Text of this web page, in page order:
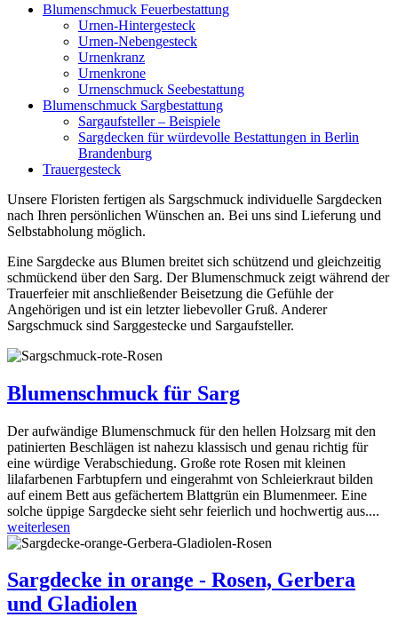
Blumenschmuck Feuerbestattung
Urnen-Hintergesteck
Urnen-Nebengesteck
Urnenkranz
Urnenkrone
Urnenschmuck Seebestattung
Blumenschmuck Sargbestattung
Sargaufsteller – Beispiele
Sargdecken für würdevolle Bestattungen in Berlin
Brandenburg
Trauergesteck
Unsere Floristen fertigen als Sargschmuck individuelle Sargdecken
nach Ihren persönlichen Wünschen an. Bei uns sind Lieferung und
Selbstabholung möglich.
Eine Sargdecke aus Blumen breitet sich schützend und gleichzeitig
schmückend über den Sarg. Der Blumenschmuck zeigt während der
Trauerfeier mit anschließender Beisetzung die Gefühle der
Angehörigen und ist ein letzter liebevoller Gruß. Anderer
Sargschmuck sind Sarggestecke und Sargaufsteller.
Blumenschmuck für Sarg
Der aufwändige Blumenschmuck für den hellen Holzsarg mit den
patinierten Beschlägen ist nahezu klassisch und genau richtig für
eine würdige Verabschiedung. Große rote Rosen mit kleinen
lilafarbenen Farbtupfern und eingerahmt von Schleierkraut bilden
auf einem Bett aus gefächertem Blattgrün ein Blumenmeer. Eine
solche üppige Sargdecke sieht sehr feierlich und hochwertig aus....
weiterlesen
Sargdecke in orange - Rosen, Gerbera
und Gladiolen